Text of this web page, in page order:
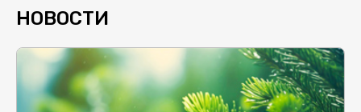
НОВОСТИ